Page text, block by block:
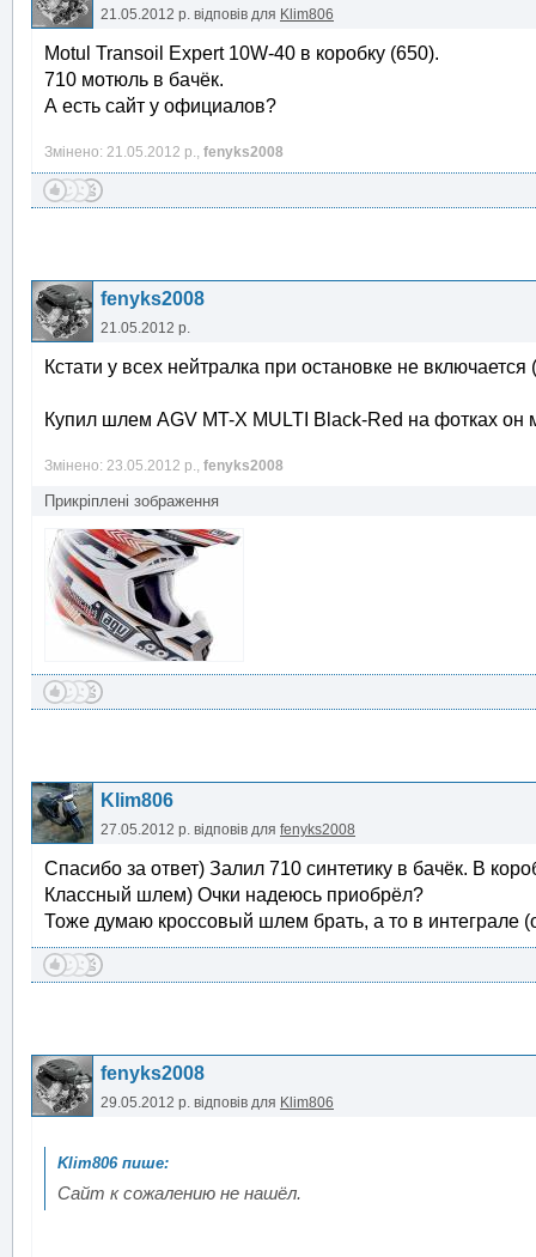
21.05.2012 р. відповів для Klim806
Motul Transoil Expert 10W-40 в коробку (650).
710 мотюль в бачёк.
А есть сайт у официалов?
Змінено: 21.05.2012 р., fenyks2008
fenyks2008
21.05.2012 р.
Кстати у всех нейтралка при остановке не
Купил шлем AGV MT-X MULTI Black-Red на фотках
Змінено: 23.05.2012 р., fenyks2008
Прикріплені зображення
Klim806
27.05.2012 р. відповів для fenyks2008
Спасибо за ответ) Залил 710 синтетику в бачёк. В
Классный шлем) Очки надеюсь приобрёл?
Тоже думаю кроссовый шлем брать, а то в интеграле
fenyks2008
29.05.2012 р. відповів для Klim806
Сайт к сожалению не нашёл.